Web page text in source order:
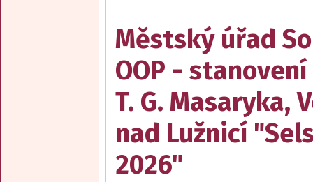
Městský úřad
OOP -
T. G. Masaryka,
nad Lužnicí
2026"